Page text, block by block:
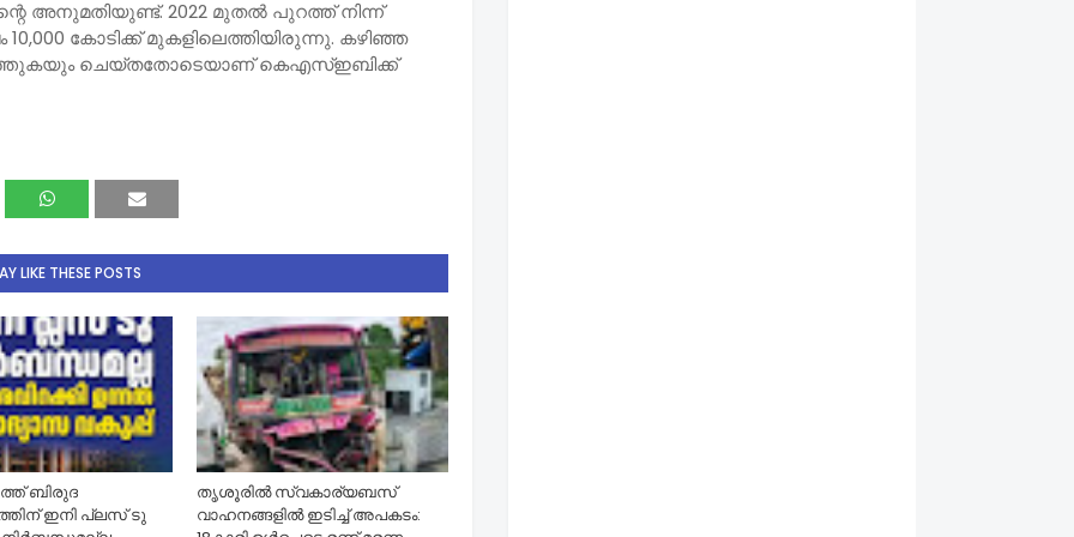
അനുമതിയുണ്ട്. 2022 മുതല്‍ പുറത്ത് നിന്ന്
കോടിക്ക് മുകളിലെത്തിയിരുന്നു. കഴിഞ്ഞ
ചെയ്തതോടെയാണ് കെഎസ്ഇബിക്ക്
LIKE THESE POSTS
ബിരുദ
ഇനി പ്ലസ് ടു
തൃശൂരിൽ സ്വകാര്യബസ്
വാഹനങ്ങളില്‍ ഇടിച്ച് അപകടം: